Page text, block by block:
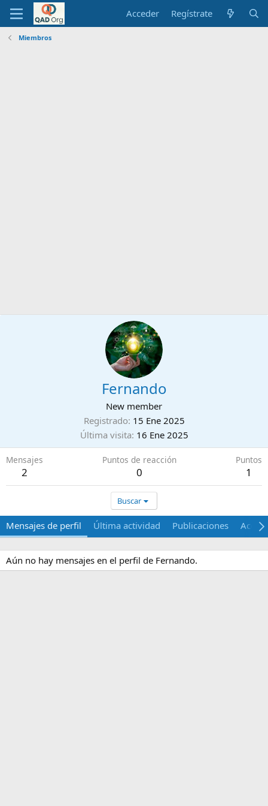
Acceder Regístrate
Miembros
Fernando
New member
Registrado 15 Ene 2025
Última visita 16 Ene 2025
Mensajes
2
Puntos de reacción
0
Puntos
1
Buscar
Mensajes de perfil Última actividad Publicaciones Acerca
Aún no hay mensajes en el perfil de Fernando.